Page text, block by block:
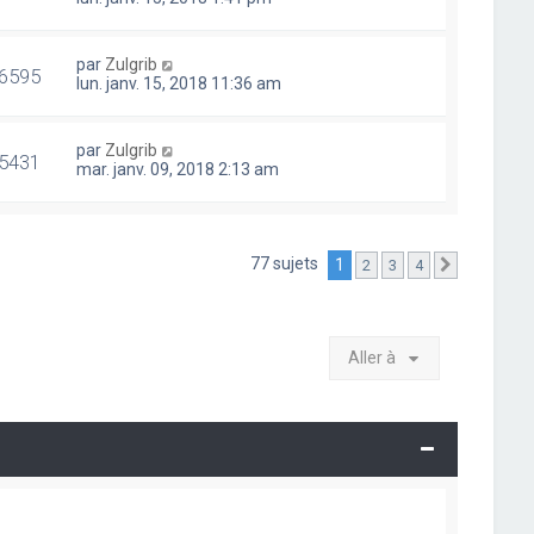
par Zulgrib
lun. janv. 15, 2018 11:36 am
par Zulgrib
mar. janv. 09, 2018 2:13 am
77 sujets 1 2 3 4
Aller à